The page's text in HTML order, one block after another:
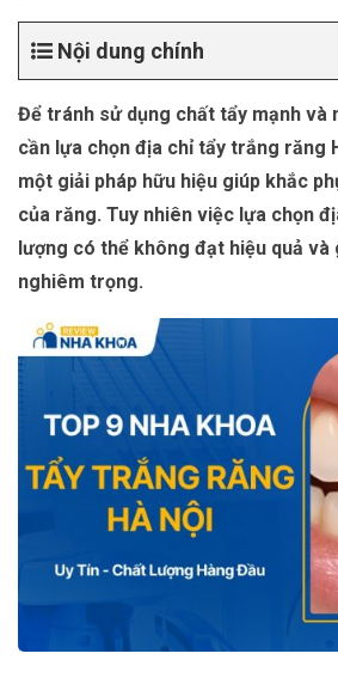
Nội dung chính
Để tránh sử dụng chất tẩy mạnh và
cần lựa chọn địa chỉ tẩy trắng răng
một giải pháp hữu hiệu giúp khắc
của răng. Tuy nhiên việc lựa chọn
lượng có thể không đạt hiệu quả và
nghiêm trọng.